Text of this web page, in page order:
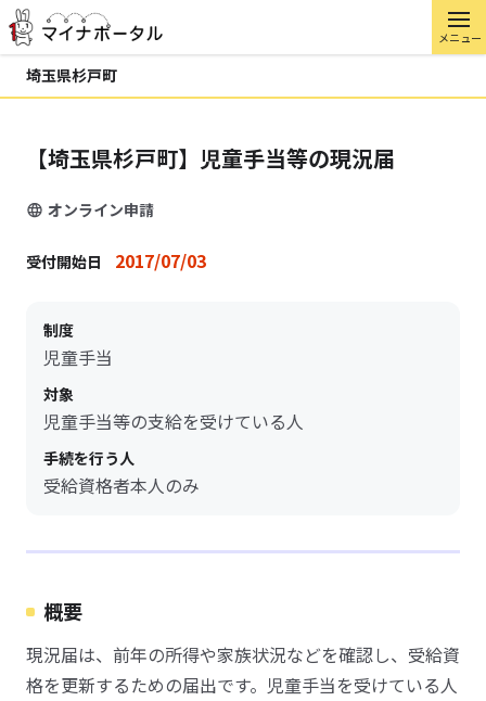
メニュー
埼玉県杉戸町
【埼玉県杉戸町】児童手当等の現況届
オンライン申請
受付開始日 2017/07/03
制度
児童手当
対象
児童手当等の支給を受けている人
手続を行う人
受給資格者本人のみ
概要
現況届は、前年の所得や家族状況などを確認し、受給資
格を更新するための届出です。児童手当を受けている人